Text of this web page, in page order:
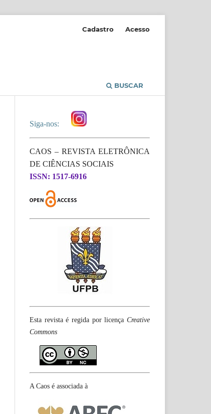
BUSCAR
Cadastro Acesso
Siga-nos:
CAOS – REVISTA ELETRÔNICA
DE CIÊNCIAS SOCIAIS
ISSN: 1517-6916
Esta revista é regida por licença Creative
Commons
A Caos é associada à